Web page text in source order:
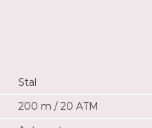
Stal
200 m / 20 ATM